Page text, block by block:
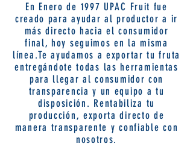
En Enero de 1997 UPAC Fruit fue
creado para ayudar al productor a ir
más directo hacia el consumidor
final, hoy seguimos en la misma
línea.Te ayudamos a exportar tu fruta
entregándote todas las herramientas
para llegar al consumidor con
transparencia y un equipo a tu
disposición. Rentabiliza tu
producción, exporta directo de
manera transparente y confiable con
nosotros.